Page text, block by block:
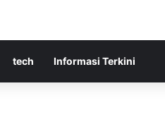
tech Informasi Terkini